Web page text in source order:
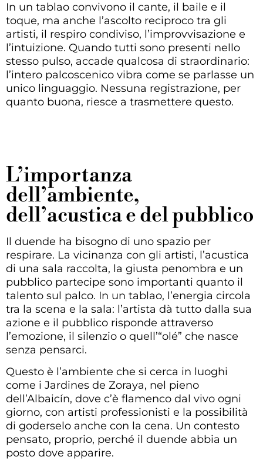
In un tablao convivono il cante, il baile e il
toque, ma anche l’ascolto reciproco tra gli
artisti, il respiro condiviso, l’improvvisazione e
l’intuizione. Quando tutti sono presenti nello
stesso pulso, accade qualcosa di straordinario:
l’intero palcoscenico vibra come se parlasse un
unico linguaggio. Nessuna registrazione, per
quanto buona, riesce a trasmettere questo.
L’importanza
dell’ambiente,
dell’acustica e del pubblico
Il duende ha bisogno di uno spazio per
respirare. La vicinanza con gli artisti, l’acustica
di una sala raccolta, la giusta penombra e un
pubblico partecipe sono importanti quanto il
talento sul palco. In un tablao, l’energia circola
tra la scena e la sala: l’artista dà tutto dalla sua
azione e il pubblico risponde attraverso
l’emozione, il silenzio o quell’“olé” che nasce
senza pensarci.
Questo è l’ambiente che si cerca in luoghi
come i Jardines de Zoraya, nel pieno
dell’Albaicín, dove c’è flamenco dal vivo ogni
giorno, con artisti professionisti e la possibilità
di goderselo anche con la cena. Un contesto
pensato, proprio, perché il duende abbia un
posto dove apparire.